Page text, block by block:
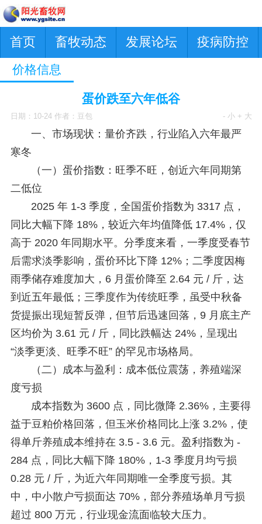
首页 畜牧动态 发展论坛 疫病防控
价格信息
蛋价跌至六年低谷
日期：10-24 作者：豆包 - 小 + 大
一、市场现状：量价齐跌，行业陷入六年最严
寒冬
（一）蛋价指数：旺季不旺，创近六年同期第
二低位
2025 年 1-3 季度，全国蛋价指数为 3317 点，
同比大幅下降 18%，较近六年均值降低 17.4%，仅
高于 2020 年同期水平。分季度来看，一季度受春节
后需求淡季影响，蛋价环比下降 12%；二季度因梅
雨季储存难度加大，6 月蛋价降至 2.64 元 / 斤，达
到近五年最低；三季度作为传统旺季，虽受中秋备
货提振出现短暂反弹，但节后迅速回落，9 月底主产
区均价为 3.61 元 / 斤，同比跌幅达 24%，呈现出
“淡季更淡、旺季不旺” 的罕见市场格局。
（二）成本与盈利：成本低位震荡，养殖端深
度亏损
成本指数为 3600 点，同比微降 2.36%，主要得
益于豆粕价格回落，但玉米价格同比上涨 3.2%，使
得单斤养殖成本维持在 3.5 - 3.6 元。盈利指数为 -
284 点，同比大幅下降 180%，1-3 季度月均亏损
0.28 元 / 斤，为近六年同期唯一全季度亏损。其
中，中小散户亏损面达 70%，部分养殖场单月亏损
超过 800 万元，行业现金流面临较大压力。